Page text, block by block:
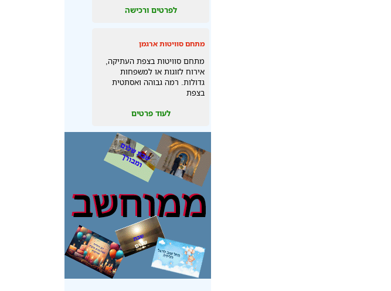
לפרטים ורכישה
מתחם סוויטות ארגמן
מתחם סוויטות בצפת העתיקה,
אירוח לזוגות או למשפחות
גדולות. רמה גבוהה ואסתטית
בצפת
לעוד פרטים